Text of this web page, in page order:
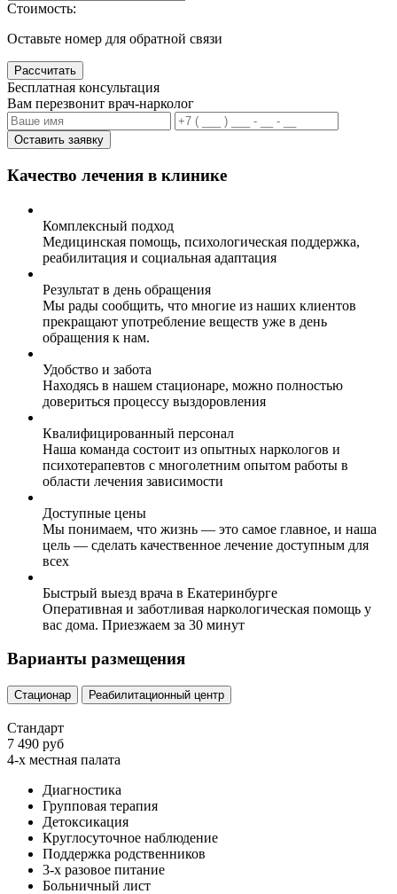
Стоимость:
Оставьте номер для обратной связи
Рассчитать
Бесплатная консультация
Вам перезвонит врач-нарколог
Оставить заявку
Качество лечения в клинике
Комплексный подход
Медицинская помощь, психологическая поддержка,
реабилитация и социальная адаптация
Результат в день обращения
Мы рады сообщить, что многие из наших клиентов
прекращают употребление веществ уже в день
обращения к нам.
Удобство и забота
Находясь в нашем стационаре, можно полностью
довериться процессу выздоровления
Квалифицированный персонал
Наша команда состоит из опытных наркологов и
психотерапевтов с многолетним опытом работы в
области лечения зависимости
Доступные цены
Мы понимаем, что жизнь — это самое главное, и наша
цель — сделать качественное лечение доступным для
всех
Быстрый выезд врача в Екатеринбурге
Оперативная и заботливая наркологическая помощь у
вас дома. Приезжаем за 30 минут
Варианты размещения
Стационар Реабилитационный центр
Стандарт
7 490 руб
4-х местная палата
Диагностика
Групповая терапия
Детоксикация
Круглосуточное наблюдение
Поддержка родственников
3-х разовое питание
Больничный лист